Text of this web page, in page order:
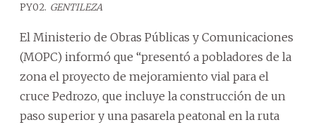
PY02. GENTILEZA
El Ministerio de Obras Públicas y Comunicaciones
(MOPC) informó que “presentó a pobladores de la
zona el proyecto de mejoramiento vial para el
cruce Pedrozo, que incluye la construcción de un
paso superior y una pasarela peatonal en la ruta